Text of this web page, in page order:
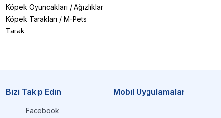
Köpek Oyuncakları / Ağızlıklar
Köpek Tarakları / M-Pets
Tarak
Bizi Takip Edin
Facebook
Mobil Uygulamalar